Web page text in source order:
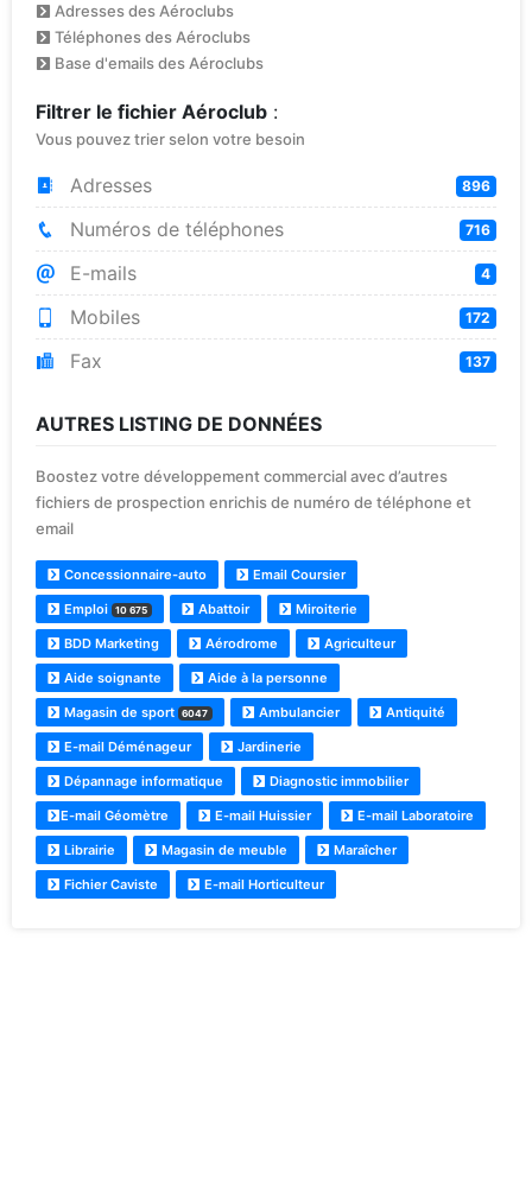
Adresses des Aéroclubs
Téléphones des Aéroclubs
Base d'emails des Aéroclubs
Filtrer le fichier Aéroclub :
Vous pouvez trier selon votre besoin
Adresses 896
Numéros de téléphones 716
E-mails 4
Mobiles 172
Fax 137
AUTRES LISTING DE DONNÉES
Boostez votre développement commercial avec d’autres
fichiers de prospection enrichis de numéro de téléphone et
email
Concessionnaire-auto Email Coursier
Emploi 10 675 Abattoir Miroiterie
BDD Marketing Aérodrome Agriculteur
Aide soignante Aide à la personne
Magasin de sport 6047 Ambulancier Antiquité
E-mail Déménageur Jardinerie
Dépannage informatique Diagnostic immobilier
E-mail Géomètre E-mail Huissier E-mail Laboratoire
Librairie Magasin de meuble Maraîcher
Fichier Caviste E-mail Horticulteur